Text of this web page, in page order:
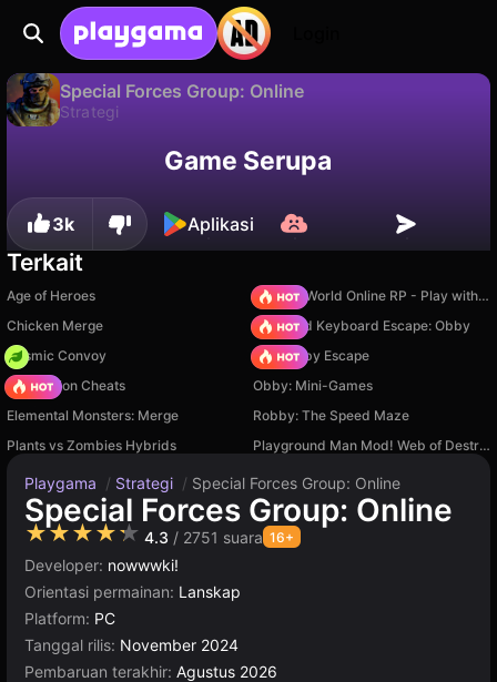
Special Forces Group: Online
Strategi
Game Serupa
3k Aplikasi
Terkait
Age of Heroes
Sprunki World Online RP - Play with Friends!
Chicken Merge
+1 Speed Keyboard Escape: Obby
Cosmic Convoy
Your Obby Escape
PVZ Fusion Cheats
Obby: Mini-Games
Elemental Monsters: Merge
Robby: The Speed Maze
Plants vs Zombies Hybrids
Playground Man Mod! Web of Destruction!
Playgama / Strategi / Special Forces Group: Online
Special Forces Group: Online
★★★★★ 4.3 / 2751 suara 16+
Developer: nowwwki!
Orientasi permainan: Lanskap
Platform: PC
Tanggal rilis: November 2024
Pembaruan terakhir: Agustus 2026